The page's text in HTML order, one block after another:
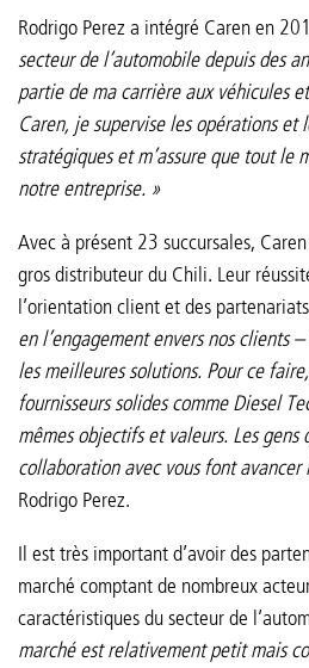
Rodrigo Perez a intégré Caren en
secteur de l’automobile depuis des
partie de ma carrière aux véhicules
Caren, je supervise les opérations et
stratégiques et m’assure que tout le
notre entreprise. »
Avec à présent 23 succursales,
gros distributeur du Chili. Leur
l’orientation client et des
en l’engagement envers nos clients
les meilleures solutions. Pour ce
fournisseurs solides comme Diesel
mêmes objectifs et valeurs. Les
collaboration avec vous font avancer
Rodrigo Perez.
Il est très important d’avoir des
marché comptant de nombreux
caractéristiques du secteur de
marché est relativement petit mais